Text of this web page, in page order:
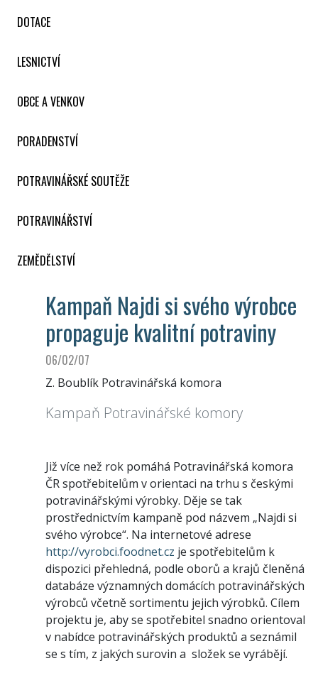
DOTACE
LESNICTVÍ
OBCE A VENKOV
PORADENSTVÍ
POTRAVINÁŘSKÉ SOUTĚŽE
POTRAVINÁŘSTVÍ
ZEMĚDĚLSTVÍ
Kampaň Najdi si svého výrobce
propaguje kvalitní potraviny
06/02/07
Z. Boublík Potravinářská komora
Kampaň Potravinářské komory
Již více než rok pomáhá Potravinářská komora
ČR spotřebitelům v orientaci na trhu s českými
potravinářskými výrobky. Děje se tak
prostřednictvím kampaně pod názvem „Najdi si
svého výrobce“. Na internetové adrese
http://vyrobci.foodnet.cz je spotřebitelům k
dispozici přehledná, podle oborů a krajů členěná
databáze významných domácích potravinářských
výrobců včetně sortimentu jejich výrobků. Cílem
projektu je, aby se spotřebitel snadno orientoval
v nabídce potravinářských produktů a seznámil
se s tím, z jakých surovin a složek se vyrábějí.